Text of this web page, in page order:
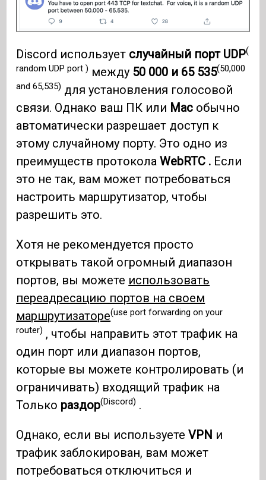
Discord использует случайный порт UDP(
random UDP port ) между 50 000 и 65 535(50,000
and 65,535) для установления голосовой
связи. Однако ваш ПК или Mac обычно
автоматически разрешает доступ к
этому случайному порту. Это одно из
преимуществ протоколаWebRTC . Если
это не так, вам может потребоваться
настроить маршрутизатор, чтобы
разрешить это.
Хотя не рекомендуется просто
открывать такой огромный диапазон
портов, вы можете использовать
переадресацию портов на своем
маршрутизаторе(use port forwarding on your
router) , чтобы направить этот трафик на
один порт или диапазон портов,
которые вы можете контролировать (и
ограничивать) входящий трафик на
Только раздор(Discord) .
Однако, если вы используетеVPN и
трафик заблокирован, вам может
потребоваться отключиться и